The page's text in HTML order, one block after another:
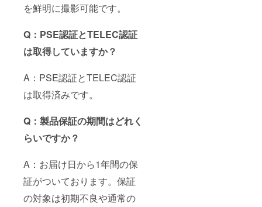
を鮮明に撮影可能です。
Q：PSE認証とTELEC認証
は取得していますか？
A：PSE認証とTELEC認証
は取得済みです。
Q：製品保証の期間はどれく
らいですか？
A：お届け日から1年間の保
証がついております。保証
の対象は初期不良や通常の